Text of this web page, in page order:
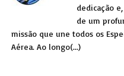
dedicação
de um
missão que une todos os
Aérea. Ao longo(...)